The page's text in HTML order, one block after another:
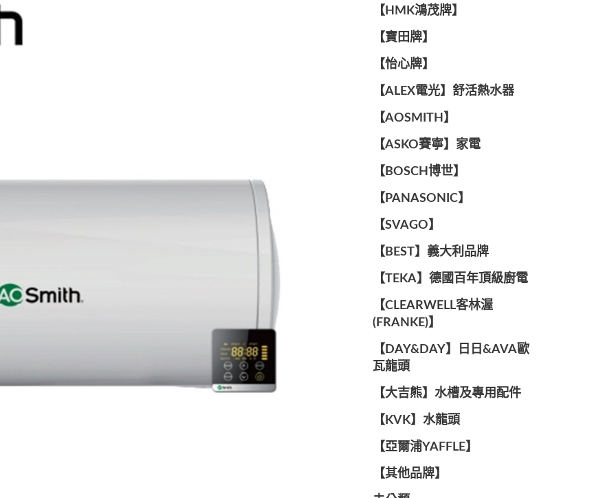
【HMK鴻茂牌】
【寶田牌】
️【怡心牌】️
️️【ALEX電光】舒活熱水器️️
【AOSMITH】
【ASKO賽寧】家電
【BOSCH博世】
️【PANASONIC】️
️【SVAGO】️
️【BEST】️義大利品牌
️【TEKA】️德國百年頂級廚電
️【CLEARWELL客林渥
(FRANKE)】️
️【DAY&DAY】️日日&AVA歐
瓦龍頭
【大吉熊】水槽及專用配件
️【KVK】水龍頭️
【亞爾浦YAFFLE】
️【其他品牌】️